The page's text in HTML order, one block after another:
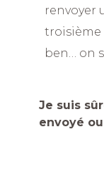
renvoyer
troisième
ben… on
Je suis
envoyé